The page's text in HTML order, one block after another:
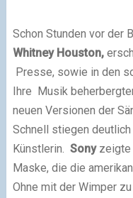
Schon Stunden vor der
Whitney Houston,
Presse, sowie in den
Ihre Musik
neuen Versionen der
Schnell stiegen
Künstlerin. Sonyzeigte
Maske, die die
Ohne mit der Wimper